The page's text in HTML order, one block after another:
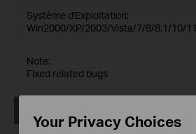
Système d'Exploitation:
Win2000/XP/2003/Vista/7/8/8.1/10/11
Note:
Fixed related bugs
Your Privacy Choices